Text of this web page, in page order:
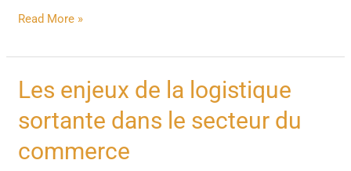
Read More »
Les enjeux de la logistique
sortante dans le secteur du
commerce
Les
enjeux
de
logistique